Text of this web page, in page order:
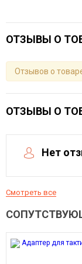
ОТЗЫВЫ О
Отзывов о
ОТЗЫВЫ О
Нет
Смотреть все